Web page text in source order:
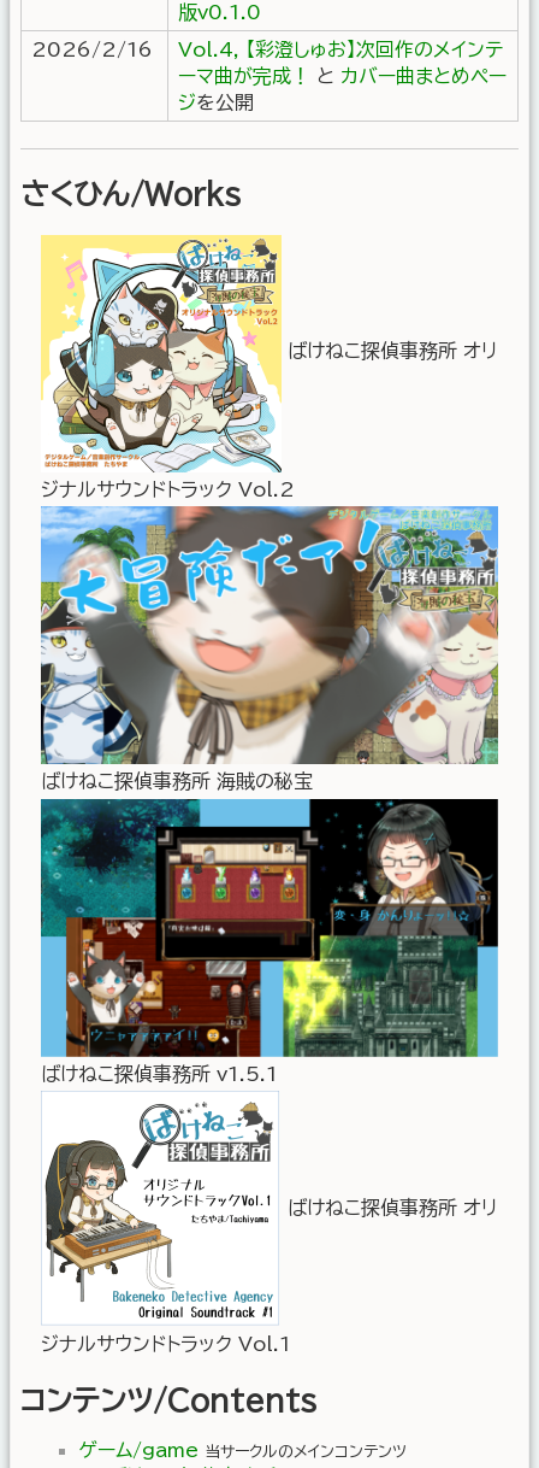
版v0.1.0
2026/2/16
Vol.4, 【彩澄しゅお】次回作のメインテ
ーマ曲が完成！
と カバー曲まとめペー
ジを公開
さくひん/Works
ばけねこ探偵事務所 オリ
ジナルサウンドトラック Vol.2
ばけねこ探偵事務所 海賊の秘宝
ばけねこ探偵事務所 v1.5.1
ばけねこ探偵事務所 オリ
ジナルサウンドトラック Vol.1
コンテンツ/Contents
ゲーム/game 当サークルのメインコンテンツ